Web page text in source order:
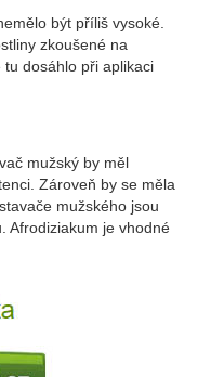
být příliš vysoké.
zkoušené na
dosáhlo při aplikaci
mužský by měl
Zároveň by se měla
mužského jsou
Afrodiziakum je vhodné